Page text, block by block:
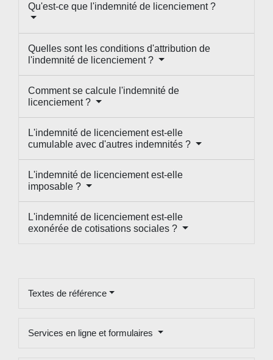
Qu'est-ce que l'indemnité de licenciement ?
Quelles sont les conditions d'attribution de
l'indemnité de licenciement ?
Comment se calcule l'indemnité de
licenciement ?
L'indemnité de licenciement est-elle
cumulable avec d'autres indemnités ?
L'indemnité de licenciement est-elle
imposable ?
L'indemnité de licenciement est-elle
exonérée de cotisations sociales ?
Textes de référence
Services en ligne et formulaires